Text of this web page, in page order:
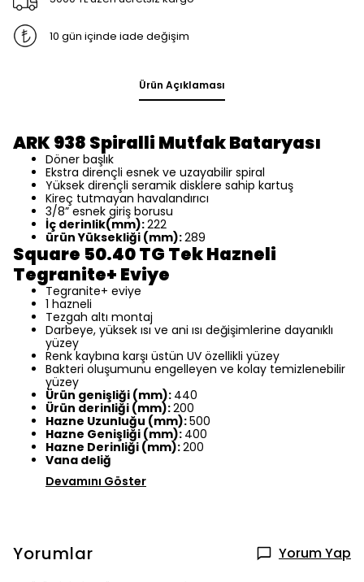
10 gün içinde iade değişim
Ürün Açıklaması
ARK 938 Spiralli Mutfak Bataryası
Döner başlık
Ekstra dirençli esnek ve uzayabilir spiral
Yüksek dirençli seramik disklere sahip kartuş
Kireç tutmayan havalandırıcı
3/8” esnek giriş borusu
İç derinlik(mm):222
ürün Yüksekliği (mm):289
Square 50.40 TG Tek Hazneli
Tegranite+ Eviye
Tegranite+ eviye
1 hazneli
Tezgah altı montaj
Darbeye, yüksek ısı ve ani ısı değişimlerine dayanıklı
yüzey
Renk kaybına karşı üstün UV özellikli yüzey
Bakteri oluşumunu engelleyen ve kolay temizlenebilir
yüzey
Ürün genişliği (mm): 440
Ürün derinliği (mm):200
Hazne Uzunluğu (mm):500
Hazne Genişliği (mm): 400
Hazne Derinliği (mm):200
Vana deliğ
Devamını Göster
Yorumlar Yorum Yap